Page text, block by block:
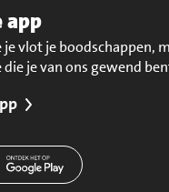
app
vlot je boodschappen,
die je van ons gewend